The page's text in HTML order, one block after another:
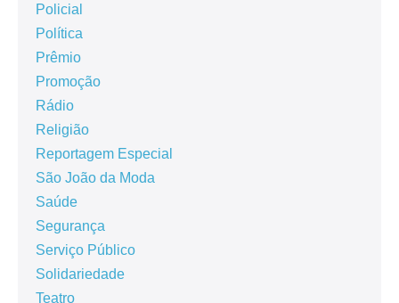
Policial
Política
Prêmio
Promoção
Rádio
Religião
Reportagem Especial
São João da Moda
Saúde
Segurança
Serviço Público
Solidariedade
Teatro